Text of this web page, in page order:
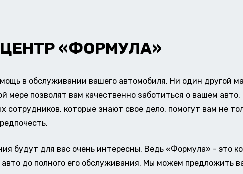
«ФОРМУЛА»
в обслуживании вашего автомобиля. Ни один другой
мере позволят вам качественно заботиться о вашем
которые знают свое дело, помогут вам не
будут для вас очень интересны. Ведь «Формула» - это
до полного его обслуживания. Мы можем предложить